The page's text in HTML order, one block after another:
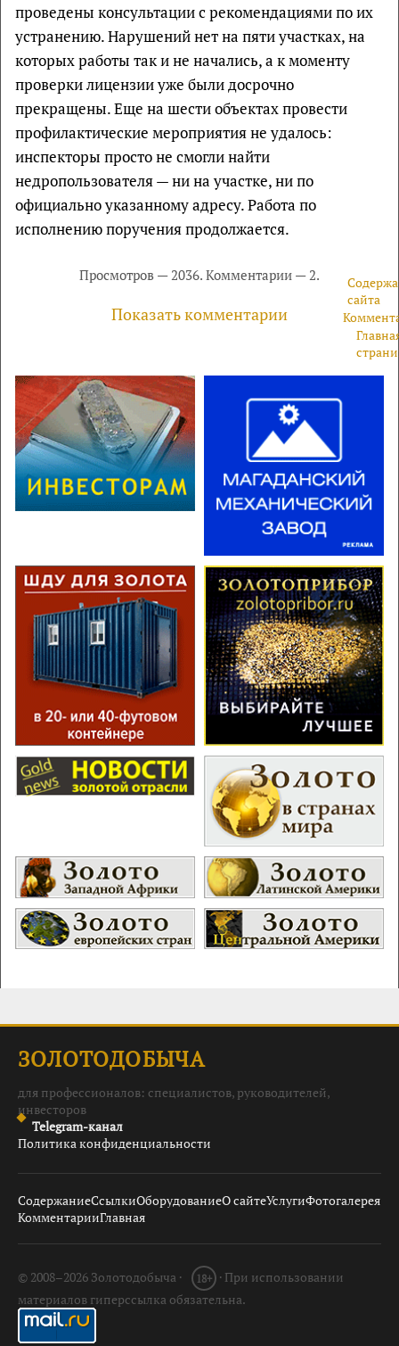
проведены консультации с рекомендациями по их
устранению. Нарушений нет на пяти участках, на
которых работы так и не начались, а к моменту
проверки лицензии уже были досрочно
прекращены. Еще на шести объектах провести
профилактические мероприятия не удалось:
инспекторы просто не смогли найти
недропользователя — ни на участке, ни по
официально указанному адресу. Работа по
исполнению поручения продолжается.
Просмотров — 2036. Комментарии — 2.
Показать комментарии
сайта
ЗОЛОТОДОБЫЧА
для профессионалов: специалистов, руководителей,
инвесторов
Telegram-канал
Политика конфиденциальности
СодержаниеСсылкиОборудованиеО сайтеУслугиФотогалерея
КомментарииГлавная
© 2008–2026 Золотодобыча · 18+ · При использовании
материалов гиперссылка обязательна.